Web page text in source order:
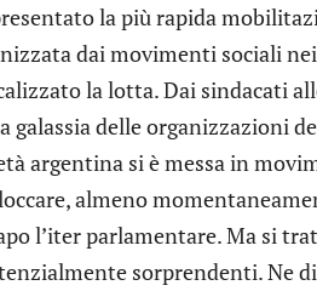
la più rapida
dai movimenti sociali
la lotta. Dai sindacati
galassia delle organizzazioni
argentina si è messa in
almeno
l’iter parlamentare. Ma si
sorprendenti. Ne